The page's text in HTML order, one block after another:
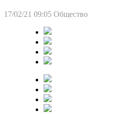
17/02/21 09:05 Общество